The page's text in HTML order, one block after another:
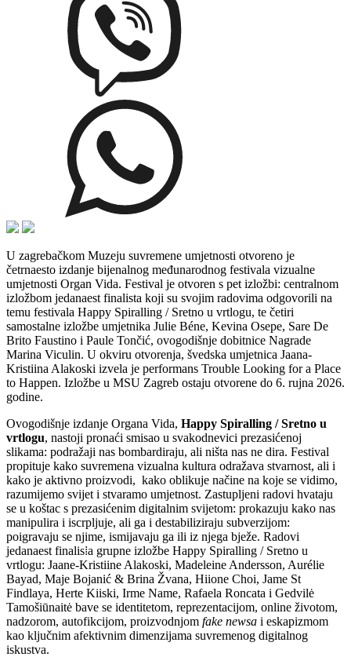
U zagrebačkom Muzeju suvremene umjetnosti otvoreno je
četrnaesto izdanje bijenalnog međunarodnog festivala vizualne
umjetnosti Organ Vida. Festival je otvoren s pet izložbi: centralnom
izložbom jedanaest finalista koji su svojim radovima odgovorili na
temu festivala Happy Spiralling / Sretno u vrtlogu, te četiri
samostalne izložbe umjetnika Julie Béne, Kevina Osepe, Sare De
Brito Faustino i Paule Tončić, ovogodišnje dobitnice Nagrade
Marina Viculin. U okviru otvorenja, švedska umjetnica Jaana-
Kristiina Alakoski izvela je performans Trouble Looking for a Place
to Happen. Izložbe u MSU Zagreb ostaju otvorene do 6. rujna 2026.
godine.
Ovogodišnje izdanje Organa Vida, Happy Spiralling / Sretno u
vrtlogu, nastoji pronaći smisao u svakodnevici prezasićenoj
slikama: podražaji nas bombardiraju, ali ništa nas ne dira. Festival
propituje kako suvremena vizualna kultura odražava stvarnost, ali i
kako je aktivno proizvodi, kako oblikuje načine na koje se vidimo,
razumijemo svijet i stvaramo umjetnost. Zastupljeni radovi hvataju
se u koštac s prezasićenim digitalnim svijetom: prokazuju kako nas
manipulira i iscrpljuje, ali ga i destabiliziraju subverzijom:
poigravaju se njime, ismijavaju ga ili iz njega bježe. Radovi
jedanaest finalis⁞a grupne izložbe Happy Spiralling / Sretno u
vrtlogu: Jaane-Kristiine Alakoski, Madeleine Andersson, Aurélie
Bayad, Maje Bojanić & Brina Žvana, Hiione Choi, Jame St
Findlaya, Herte Kiiski, Irme Name, Rafaela Roncata i Gedvilė
Tamošiūnaitė bave se identitetom, reprezentacijom, online životom,
nadzorom, autofikcijom, proizvodnjom fake newsa i eskapizmom
kao ključnim afektivnim dimenzijama suvremenog digitalnog
iskustva.